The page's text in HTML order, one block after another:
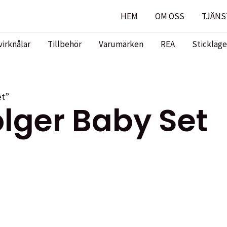
HEM OM OSS
Tillbehör Varumärken REA
Baby Set